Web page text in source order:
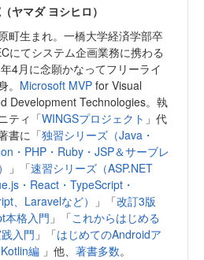
ヤマダ ヨシヒロ）
町生まれ。一橋大学経済学部卒
にてシステム企画業務に携わる
4月に念願かなってフリーライ
。 Microsoft MVP for Visual
Development Technologies。執
ティ「WINGSプロジェクト 」代
書に「独習シリーズ（Java・
・PHP・Ruby・JSP＆サーブレ
」「速習シリーズ（ASP.NET
・React・TypeScript・
、Laravelなど）
」「改訂3版
本格入門 」「これからはじめる
入門 」「はじめてのAndroidア
編 」他、 著書多数。